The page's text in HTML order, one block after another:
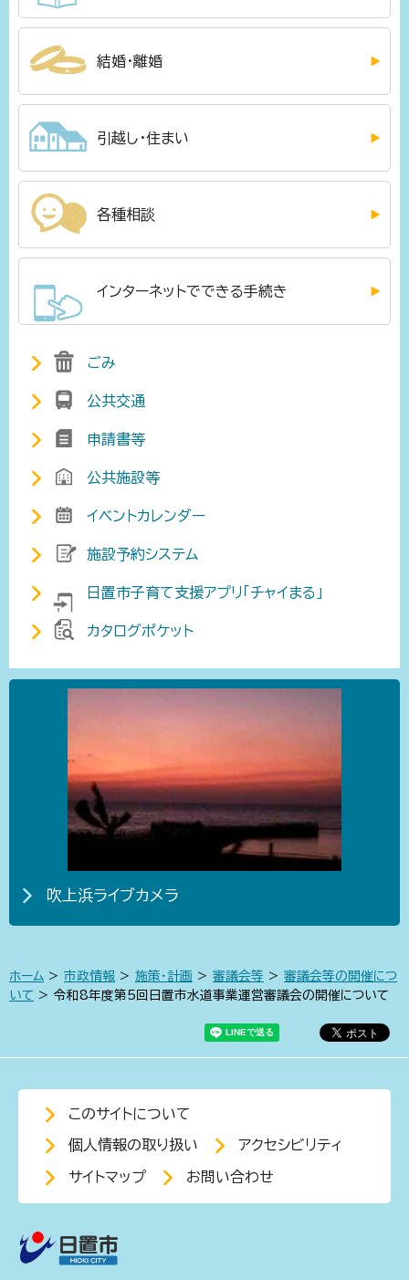
結婚・離婚
引越し・住まい
各種相談
インターネットでできる手続き
ごみ
公共交通
申請書等
公共施設等
イベントカレンダー
施設予約システム
日置市子育て支援アプリ「チャイまる」
カタログポケット
吹上浜ライブカメラ
ホーム > 市政情報 > 施策・計画 > 審議会等 > 審議会等の開催につ
いて > 令和8年度第5回日置市水道事業運営審議会の開催について
このサイトについて
個人情報の取り扱い アクセシビリティ
サイトマップ お問い合わせ